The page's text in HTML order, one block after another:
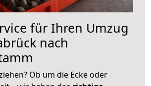
für Ihren Umzug
nach
Ob um die Ecke oder